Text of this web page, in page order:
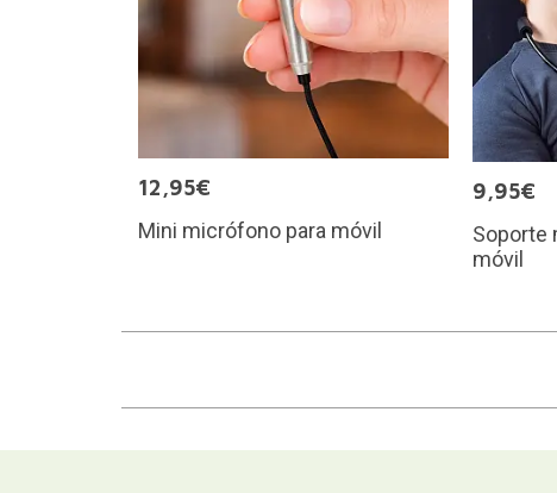
12,95€
Mini micrófono para móvil
9,95€
Soporte
móvil